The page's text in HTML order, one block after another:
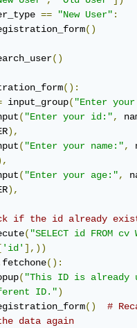
== "New User":
registration_form
()
search_user
()
():
= input_group("Enter
input
("Enter your id:",
),
input
("Enter your name:",
),
input
("Enter your age:",
),
if the id already
("SELECT id FROM cv
['id'],))
.fetchone():
popup
("This ID is already
ID.")
registration_form
()
#
data again